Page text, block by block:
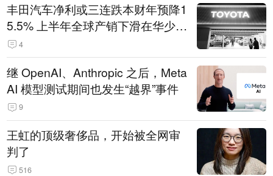
丰田汽车净利或三连跌本财年预降1
5.5% 上半年全球产销下滑在华少卖
14.3万辆
4
继 OpenAI、Anthropic 之后，Meta
AI 模型测试期间也发生“越界”事件
9
王虹的顶级奢侈品，开始被全网审
判了
516